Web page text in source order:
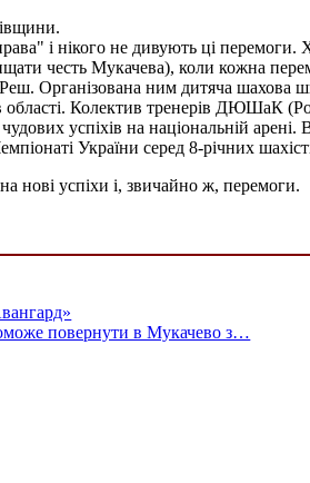
і нікого не дивують ці
честь Мукачева), коли кожна
Організована ним дитяча шахова
Колектив тренерів ДЮШаК
успіхів на національній
України серед 8-річних
нові успіхи і, звичайно ж, перемоги.
повернути в Мукачево з…